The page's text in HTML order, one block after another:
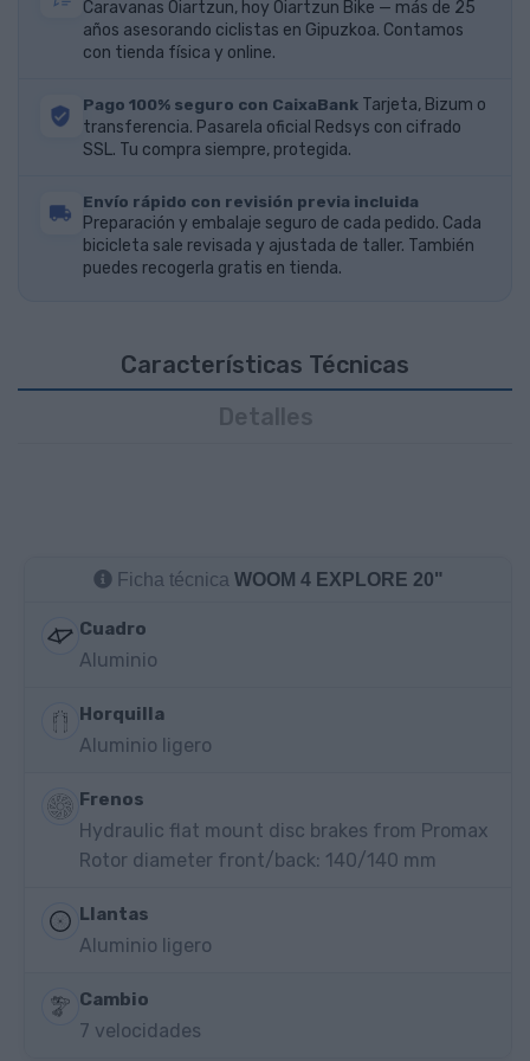
Caravanas Oiartzun, hoy Oiartzun Bike — más de 25
años asesorando ciclistas en Gipuzkoa. Contamos
con tienda física y online.
Pago 100% seguro con CaixaBank Tarjeta, Bizum o
transferencia. Pasarela oficial Redsys con cifrado
SSL. Tu compra siempre, protegida.
Envío rápido con revisión previa incluida
Preparación y embalaje seguro de cada pedido. Cada
bicicleta sale revisada y ajustada de taller. También
puedes recogerla gratis en tienda.
Características Técnicas
Ficha técnica WOOM 4 EXPLORE 20"
Cuadro
Aluminio
Horquilla
Aluminio ligero
Frenos
Hydraulic flat mount disc brakes from Promax
Rotor diameter front/back: 140/140 mm
Llantas
Aluminio ligero
Cambio
7 velocidades